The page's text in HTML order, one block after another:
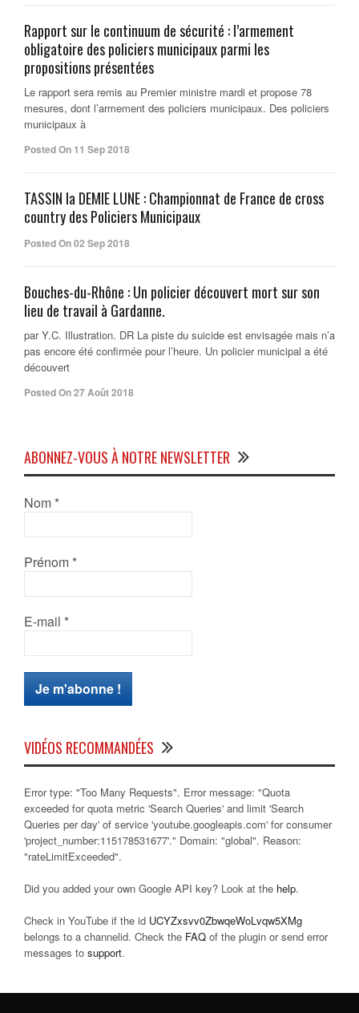
Rapport sur le continuum de sécurité : l’armement
obligatoire des policiers municipaux parmi les
propositions présentées
Le rapport sera remis au Premier ministre mardi et propose 78
mesures, dont l’armement des policiers municipaux. Des policiers
municipaux à
Posted On 11 Sep 2018
TASSIN la DEMIE LUNE : Championnat de France de cross
country des Policiers Municipaux
Posted On 02 Sep 2018
Bouches-du-Rhône : Un policier découvert mort sur son
lieu de travail à Gardanne.
par Y.C. Illustration. DR La piste du suicide est envisagée mais n’a
pas encore été confirmée pour l’heure. Un policier municipal a été
découvert
Posted On 27 Août 2018
ABONNEZ-VOUS À NOTRE NEWSLETTER
Nom *
Prénom *
E-mail *
VIDÉOS RECOMMANDÉES
Error type: "Too Many Requests". Error message: "Quota
exceeded for quota metric 'Search Queries' and limit 'Search
Queries per day' of service 'youtube.googleapis.com' for consumer
'project_number:115178531677'." Domain: "global". Reason:
"rateLimitExceeded".
Did you added your own Google API key? Look at the help.
Check in YouTube if the id UCYZxsvv0ZbwqeWoLvqw5XMg
belongs to a channelid. Check the FAQ of the plugin or send error
messages to support.